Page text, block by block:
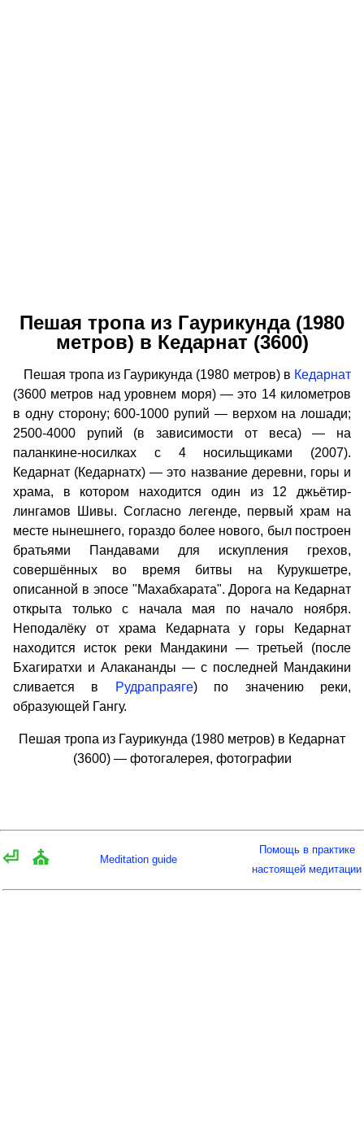
Пешая тропа из Гаурикунда (1980
метров) в Кедарнат (3600)
Пешая тропа из Гаурикунда (1980 метров) в Кедарнат
(3600 метров над уровнем моря) — это 14 километров
в одну сторону; 600-1000 рупий — верхом на лошади;
2500-4000 рупий (в зависимости от веса) — на
паланкине-носилках с 4 носильщиками (2007).
Кедарнат (Кедарнатх) — это название деревни, горы и
храма, в котором находится один из 12 джьётир-
лингамов Шивы. Согласно легенде, первый храм на
месте нынешнего, гораздо более нового, был построен
братьями Пандавами для искупления грехов,
совершённых во время битвы на Курукшетре,
описанной в эпосе "Махабхарата". Дорога на Кедарнат
открыта только с начала мая по начало ноября.
Неподалёку от храма Кедарната у горы Кедарнат
находится исток реки Мандакини — третьей (после
Бхагиратхи и Алакананды — с последней Мандакини
сливается в
Рудрапраяге) по значению реки,
образующей Гангу.
Пешая тропа из Гаурикунда (1980 метров) в Кедарнат
(3600) — фотогалерея, фотографии
⏎ ⛪ Meditation guide
Помощь в практике
настоящей медитации